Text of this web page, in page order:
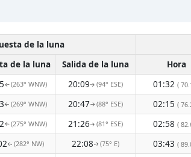
de la luna
de la luna Salida de la luna
Hora
↑(263° WNW) 20:09↑(94° ESE) 01:32 (
↑(269° WNW) 20:47↑(88° ESE) 02:15 (
↑(275° WNW) 21:26↑(81° ESE) 02:58 (
↑(282° NW) 22:08↑(75° E) 03:43 (